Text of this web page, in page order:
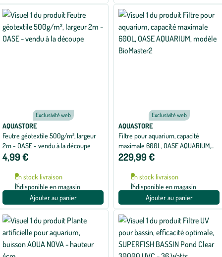
Exclusivité web
AQUASTORE
Feutre géotextile 500g/m², largeur
2m - OASE - vendu à la découpe
4,99 €
En stock livraison
Indisponible en magasin
Ajouter au panier
Exclusivité web
AQUASTORE
Filtre pour aquarium, capacité
maximale 600L, OASE AQUARIUM,
modèle BioMaster2
229,99 €
En stock livraison
Indisponible en magasin
Ajouter au panier